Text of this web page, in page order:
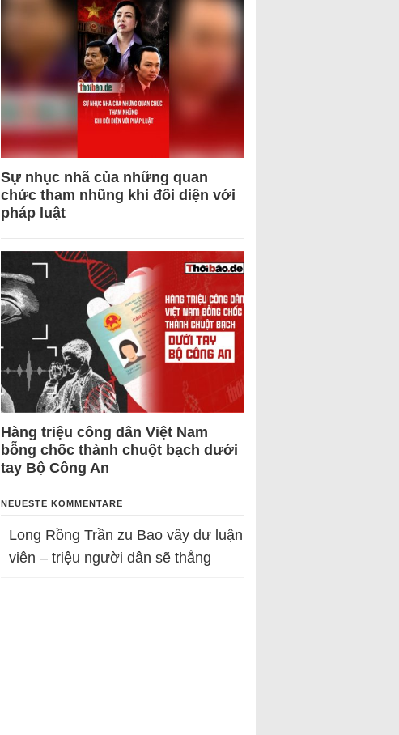
Sự nhục nhã của những quan
chức tham nhũng khi đối diện với
pháp luật
Hàng triệu công dân Việt Nam
bỗng chốc thành chuột bạch dưới
tay Bộ Công An
NEUESTE KOMMENTARE
Long Rồng Trần zu Bao vây dư luận
viên – triệu người dân sẽ thắng